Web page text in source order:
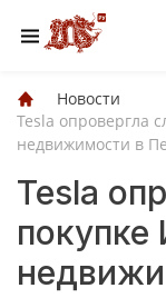
Новости
Tesla опровергла
недвижимости в
Tesla